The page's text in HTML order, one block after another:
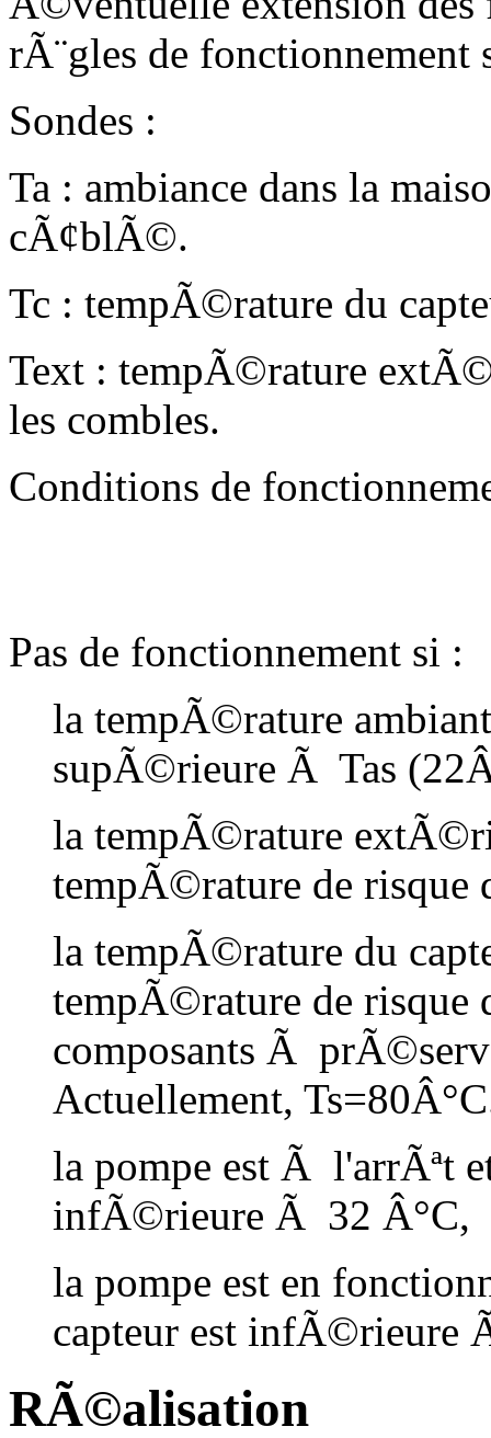
rÃ¨gles de fonctionnement
Sondes :
Ta : ambiance dans la
cÃ¢blÃ©.
Tc : tempÃ©rature du
Text : tempÃ©rature
les combles.
Conditions de
Pas de fonctionnement si :
la tempÃ©rature
supÃ©rieure Ã Tas
la tempÃ©rature
tempÃ©rature de risque
la tempÃ©rature du
tempÃ©rature de risque
composants Ã
Actuellement,
la pompe est Ã l'arrÃªt
infÃ©rieure Ã 32 Â°C,
la pompe est en
capteur est infÃ©rieure
RÃ©alisation